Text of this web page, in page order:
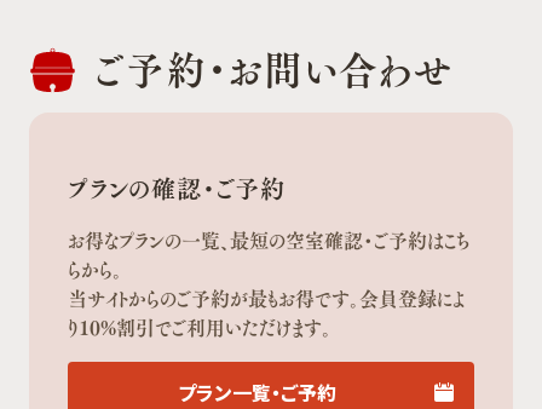
ご予約・お問い合わせ
プランの確認・ご予約
お得なプランの一覧、最短の空室確認・ご予約はこち
らから。
当サイトからのご予約が最もお得です。会員登録によ
り10%割引でご利用いただけます。
プラン一覧・ご予約